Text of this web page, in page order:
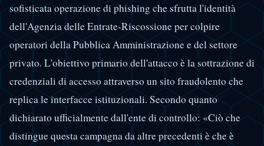
sofisticata operazione di phishing che sfrutta l'identità
dell'Agenzia delle Entrate-Riscossione per colpire
operatori della Pubblica Amministrazione e del settore
privato. L'obiettivo primario dell'attacco è la sottrazione di
credenziali di accesso attraverso un sito fraudolento che
replica le interfacce istituzionali. Secondo quanto
dichiarato ufficialmente dall'ente di controllo: «Ciò che
distingue questa campagna da altre precedenti è che è